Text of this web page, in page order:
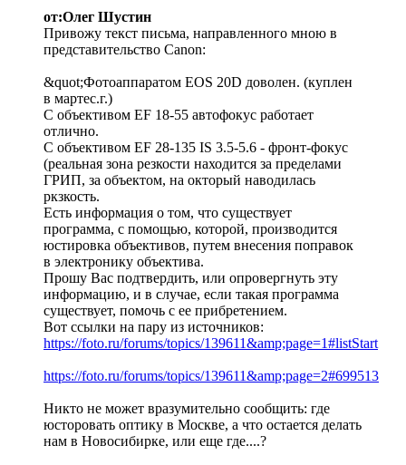
от:Олег Шустин
Привожу текст письма, направленного мною в
представительство Canon:
&quot;Фотоаппаратом EOS 20D доволен. (куплен
в мартес.г.)
С объективом EF 18-55 автофокус работает
отлично.
С объективом EF 28-135 IS 3.5-5.6 - фронт-фокус
(реальная зона резкости находится за пределами
ГРИП, за объектом, на окторый наводилась
ркзкость.
Есть информация о том, что существует
программа, с помощью, которой, производится
юстировка объективов, путем внесения поправок
в электронику объектива.
Прошу Вас подтвердить, или опровергнуть эту
информацию, и в случае, если такая программа
существует, помочь с ее прибретением.
Вот ссылки на пару из источников:
https://foto.ru/forums/topics/139611&amp;page=1#listStart
https://foto.ru/forums/topics/139611&amp;page=2#699513
Никто не может вразумительно сообщить: где
юсторовать оптику в Москве, а что остается делать
нам в Новосибирке, или еще где....?